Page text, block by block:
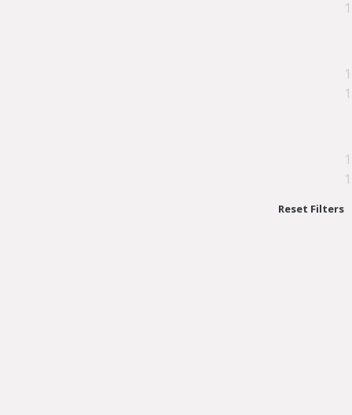
1
1
1
1
1
Reset Filters